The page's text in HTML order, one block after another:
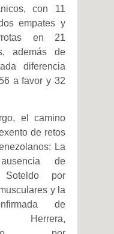
con 11
empates y
en 21
además de
diferencia
a favor y 32
el camino
de retos
La
de
Soteldo por
y la
de
Herrera,